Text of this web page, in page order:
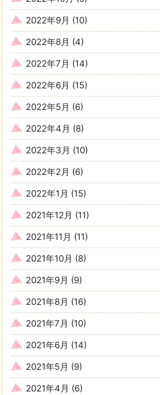
2022年9月 (10)
2022年8月 (4)
2022年7月 (14)
2022年6月 (15)
2022年5月 (6)
2022年4月 (8)
2022年3月 (10)
2022年2月 (6)
2022年1月 (15)
2021年12月 (11)
2021年11月 (11)
2021年10月 (8)
2021年9月 (9)
2021年8月 (16)
2021年7月 (10)
2021年6月 (14)
2021年5月 (9)
2021年4月 (6)